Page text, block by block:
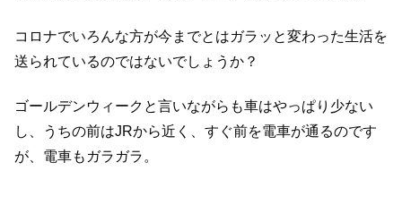
コロナでいろんな方が今までとはガラッと変わった生活を
送られているのではないでしょうか？
ゴールデンウィークと言いながらも車はやっぱり少ない
し、うちの前はJRから近く、すぐ前を電車が通るのです
が、電車もガラガラ。